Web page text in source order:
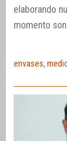
elaborando
momento
envases,